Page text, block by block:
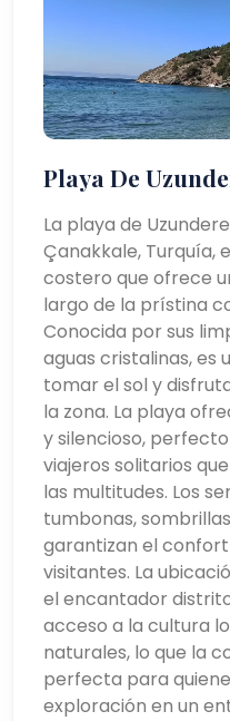
Playa De
La playa de
Çanakkale, Turquía,
costero que ofrece
largo de la prístina
Conocida por sus
aguas cristalinas, es
tomar el sol y
la zona. La playa
y silencioso,
viajeros solitarios
las multitudes. Los
tumbonas,
garantizan el
visitantes. La
el encantador
acceso a la cultura
naturales, lo que la
perfecta para
exploración en un